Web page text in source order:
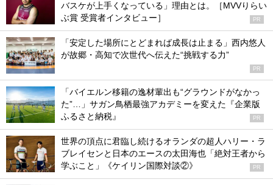
バスケが上手くなっている」理由とは。［MVVりらい
ぶ賞 受賞者インタビュー］
PR
「安定した場所にとどまれば成長は止まる」西内悠人
が故郷・高知で次世代へ伝えた“挑戦する力”
PR
「バイエルン移籍の逸材輩出も“グラウンドがなかっ
た”…」サガン鳥栖最強アカデミーを変えた『企業版
ふるさと納税』
PR
世界の頂点に君臨し続けるオランダの超人ハリー・ラ
ブレイセンと日本のエースの太田海也「絶対王者から
学ぶこと」《ケイリン国際対談②》
PR